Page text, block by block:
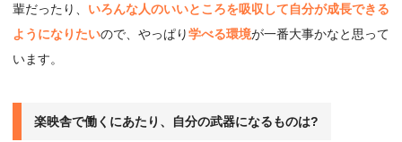
輩だったり、 いろんな人のいいところを吸収して自分が成長できる
ようになりたいので、やっぱり学べる環境が一番大事かなと思って
います。
楽映舎で働くにあたり、⾃分の武器になるものは?